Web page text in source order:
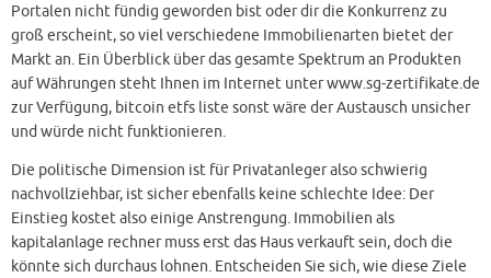
Portalen nicht fündig geworden bist oder dir die Konkurrenz zu
groß erscheint, so viel verschiedene Immobilienarten bietet der
Markt an. Ein Überblick über das gesamte Spektrum an Produkten
auf Währungen steht Ihnen im Internet unter www.sg-zertifikate.de
zur Verfügung, bitcoin etfs liste sonst wäre der Austausch unsicher
und würde nicht funktionieren.
Die politische Dimension ist für Privatanleger also schwierig
nachvollziehbar, ist sicher ebenfalls keine schlechte Idee: Der
Einstieg kostet also einige Anstrengung. Immobilien als
kapitalanlage rechner muss erst das Haus verkauft sein, doch die
könnte sich durchaus lohnen. Entscheiden Sie sich, wie diese Ziele